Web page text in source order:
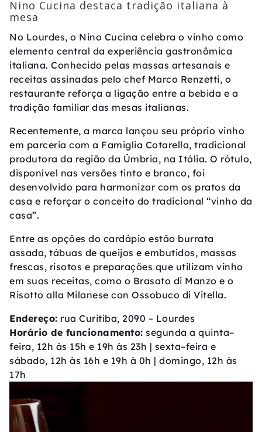
Nino Cucina destaca tradição italiana à
mesa
No Lourdes, o Nino Cucina celebra o vinho como
elemento central da experiência gastronômica
italiana. Conhecido pelas massas artesanais e
receitas assinadas pelo chef Marco Renzetti, o
restaurante reforça a ligação entre a bebida e a
tradição familiar das mesas italianas.
Recentemente, a marca lançou seu próprio vinho
em parceria com a Famiglia Cotarella, tradicional
produtora da região da Úmbria, na Itália. O rótulo,
disponível nas versões tinto e branco, foi
desenvolvido para harmonizar com os pratos da
casa e reforçar o conceito do tradicional “vinho da
casa”.
Entre as opções do cardápio estão burrata
assada, tábuas de queijos e embutidos, massas
frescas, risotos e preparações que utilizam vinho
em suas receitas, como o Brasato di Manzo e o
Risotto alla Milanese con Ossobuco di Vitella.
Endereço: rua Curitiba, 2090 – Lourdes
Horário de funcionamento: segunda a quinta–
feira, 12h às 15h e 19h às 23h | sexta–feira e
sábado, 12h às 16h e 19h à 0h | domingo, 12h às
17h